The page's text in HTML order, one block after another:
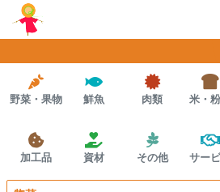
コンテンツにスキップする
野菜・果物 鮮魚 肉類 米・
加工品 資材 その他 サー
決済方法
プレミアム会員
かかしポイント